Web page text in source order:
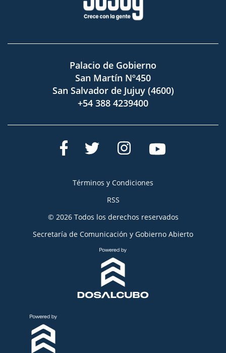
Palacio de Gobierno
San Martín Nº450
San Salvador de Jujuy (4600)
+54 388 4239400
Términos y Condiciones
RSS
© 2026 Todos los derechos reservados
Secretaría de Comunicación y Gobierno Abierto